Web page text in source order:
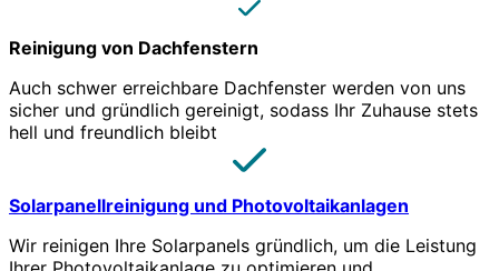
Reinigung von Dachfenstern
Auch schwer erreichbare Dachfenster werden von uns
sicher und gründlich gereinigt, sodass Ihr Zuhause stets
hell und freundlich bleibt
Solarpanellreinigung und Photovoltaikanlagen
Wir reinigen Ihre Solarpanels gründlich, um die Leistung